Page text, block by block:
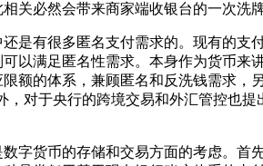
关必然会带来商家端收银台的一次洗牌
是有很多匿名支付需求的。现有的
以满足匿名性需求。本身作为货币
额的体系，兼顾匿名和反洗钱需求
，对于央行的跨境交易和外汇管控也
字货币的存储和交易方面的考虑。